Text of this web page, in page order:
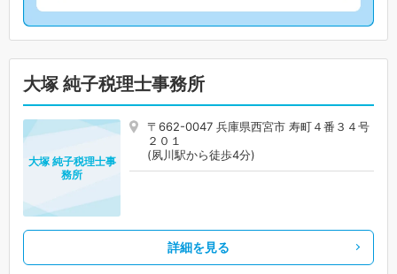
大塚 純子税理士事務所
〒662-0047 兵庫県西宮市 寿町４番３４号
２０１
(夙川駅から徒歩4分)
大塚 純子税理士事
務所
詳細を見る